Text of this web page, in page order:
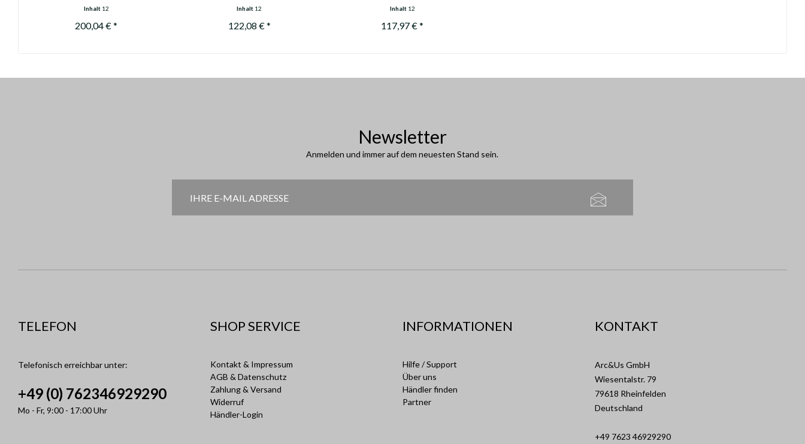
Inhalt 12
200,04 € *
2013
Inhalt 12
122,08 € *
2013
Inhalt 12
117,97 € *
Newsletter
Anmelden und immer auf dem neuesten Stand sein.
TELEFON
Telefonisch erreichbar unter:
+49 (0) 762346929290
Mo - Fr, 9:00 - 17:00 Uhr
SHOP SERVICE
Kontakt & Impressum
AGB & Datenschutz
Zahlung & Versand
Widerruf
Händler-Login
INFORMATIONEN
Hilfe / Support
Über uns
Händler finden
Partner
KONTAKT
Arc&Us GmbH
Wiesentalstr. 79
79618 Rheinfelden
Deutschland
+49 7623 46929290